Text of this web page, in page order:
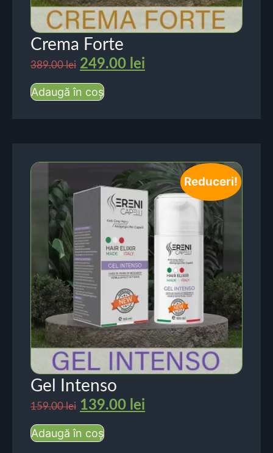
Crema Forte
389.00lei 249.00 lei
Adaugă în coș
Reduceri!
Gel Intenso
159.00lei 139.00 lei
Adaugă în coș